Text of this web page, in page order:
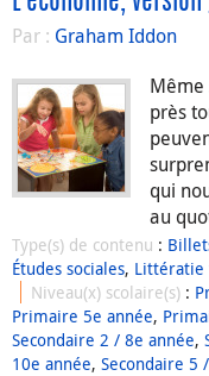
Par : Graham Iddon
Même
près
qui
au
Type(s) de contenu :
Études sociales, Littératie
Niveau(x) scolaire(s) :
Primaire 5e année,
Secondaire 2 / 8e année,
10e année, Secondaire 5